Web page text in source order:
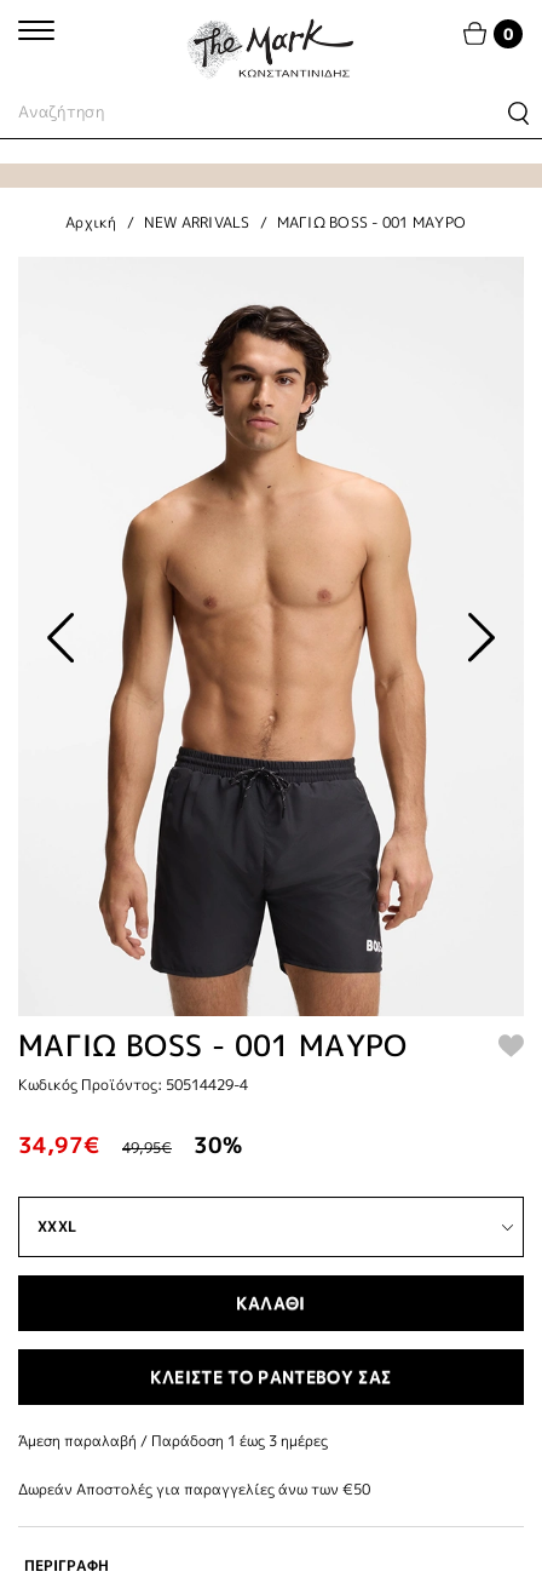
0
Αρχική NEW ARRIVALS ΜΑΓΙΩ BOSS - 001 ΜΑΥΡΟ
ΜΑΓΙΩ BOSS - 001 ΜΑΥΡΟ
Κωδικός Προϊόντος: 50514429-4
34,97€ 49,95€ 30%
ΚΑΛΑΘΙ
ΚΛΕΙΣΤΕ ΤΟ ΡΑΝΤΕΒΟΥ ΣΑΣ
Άμεση παραλαβή / Παράδoση 1 έως 3 ημέρες
Δωρεάν Αποστολές για παραγγελίες άνω των €50
ΠΕΡΙΓΡΑΦΗ